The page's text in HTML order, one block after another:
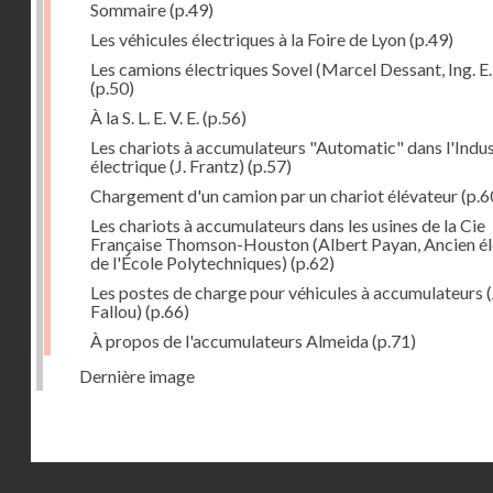
Sommaire(p.49)
Les véhicules électriques à la Foire de Lyon(p.49)
Les camions électriques Sovel (Marcel Dessant, Ing. E.
(p.50)
À la S. L. E. V. E. (p.56)
Les chariots à accumulateurs "Automatic" dans
électrique (J. Frantz) (p.57)
Chargement d'un camion par un chariot élévateur
Les chariots à accumulateurs dans les usines de la Cie
Française Thomson-Houston (Albert Payan, Ancien
de l'École Polytechniques) (p.62)
Les postes de charge pour véhicules à accumulateurs
Fallou) (p.66)
À propos de l'accumulateurs Almeida(p.71)
Dernière image